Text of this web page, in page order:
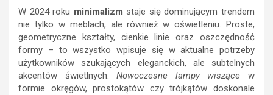
W 2024 roku minimalizm staje się dominującym trendem
nie tylko w meblach, ale również w oświetleniu. Proste,
geometryczne kształty, cienkie linie oraz oszczędność
formy – to wszystko wpisuje się w aktualne potrzeby
użytkowników szukających eleganckich, ale subtelnych
akcentów świetlnych.Nowoczesne lampy wiszące w
formie okręgów, prostokątów czy trójkątów doskonale